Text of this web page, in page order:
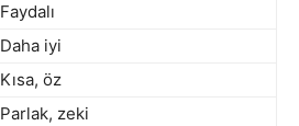
Faydalı
Daha iyi
Kısa, öz
Parlak, zeki